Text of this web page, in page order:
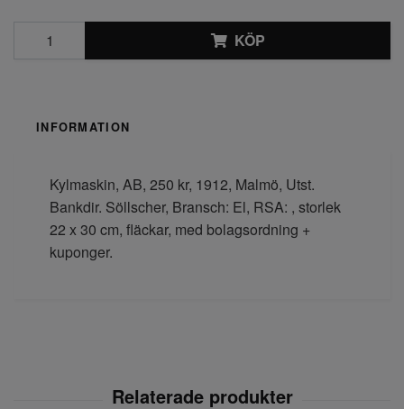
KÖP
INFORMATION
Kylmaskin, AB, 250 kr, 1912, Malmö, Utst.
Bankdir. Söllscher, Bransch: El, RSA: , storlek
22 x 30 cm, fläckar, med bolagsordning +
kuponger.